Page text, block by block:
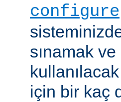
configure
sınamak
için bir kaç